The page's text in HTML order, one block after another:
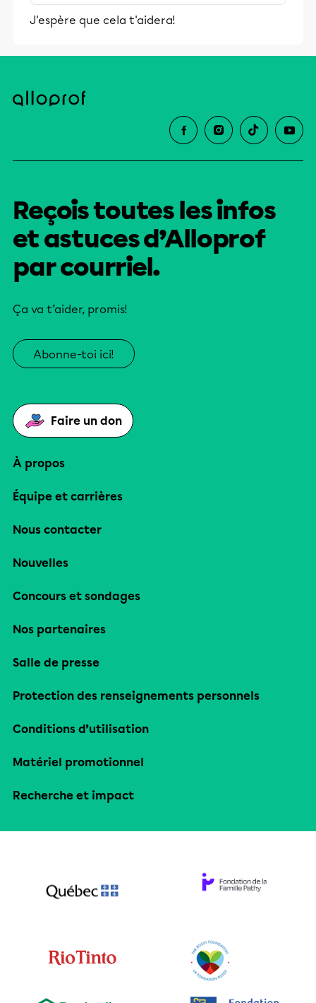
stimulants, Alloprof engage les élèves
et leurs parents dans la réussite
J'espère que cela t'aidera!
Reçois toutes les infos
et astuces d’Alloprof
par courriel.
Ça va t’aider, promis!
Abonne-toi ici!
Faire un don
À propos
Équipe et carrières
Nous contacter
Nouvelles
Concours et sondages
Nos partenaires
Salle de presse
Protection des renseignements personnels
Conditions d’utilisation
Matériel promotionnel
Recherche et impact